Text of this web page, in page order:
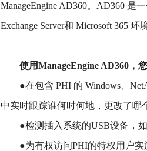
ManageEngine AD360。AD360 是
Exchange Server和 Microsoft 365
使用ManageEngine AD360，
●在包含 PHI 的 Windows、
中实时跟踪谁何时何地，更改了哪
●检测插入系统的USB设备，
●为有权访问PHI的特权用户实